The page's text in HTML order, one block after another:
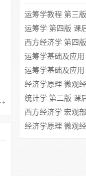
运筹学教程 第三
运筹学 第四版 课
西方经济学 第四
运筹学基础及应
运筹学基础及应
经济学原理 微观
梁小民)
统计学 第二版 课
西方经济学 宏观
经济学原理 微观